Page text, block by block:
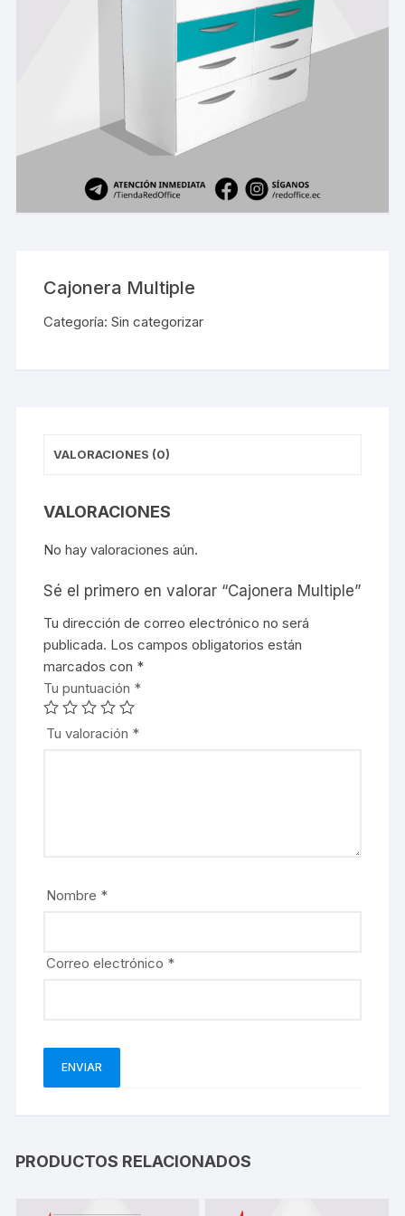
Cajonera Multiple
Categoría:Sin categorizar
VALORACIONES (0)
VALORACIONES
No hay valoraciones aún.
Sé el primero en valorar “Cajonera Multiple”
Tu dirección de correo electrónico no será
publicada. Los campos obligatorios están
marcados con *
Tu puntuación *
Tu valoración *
Nombre *
Correo electrónico *
PRODUCTOS RELACIONADOS